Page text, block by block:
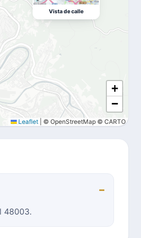
+
−
Leaflet © OpenStreetMap © CARTO
Vista de calle
48003.